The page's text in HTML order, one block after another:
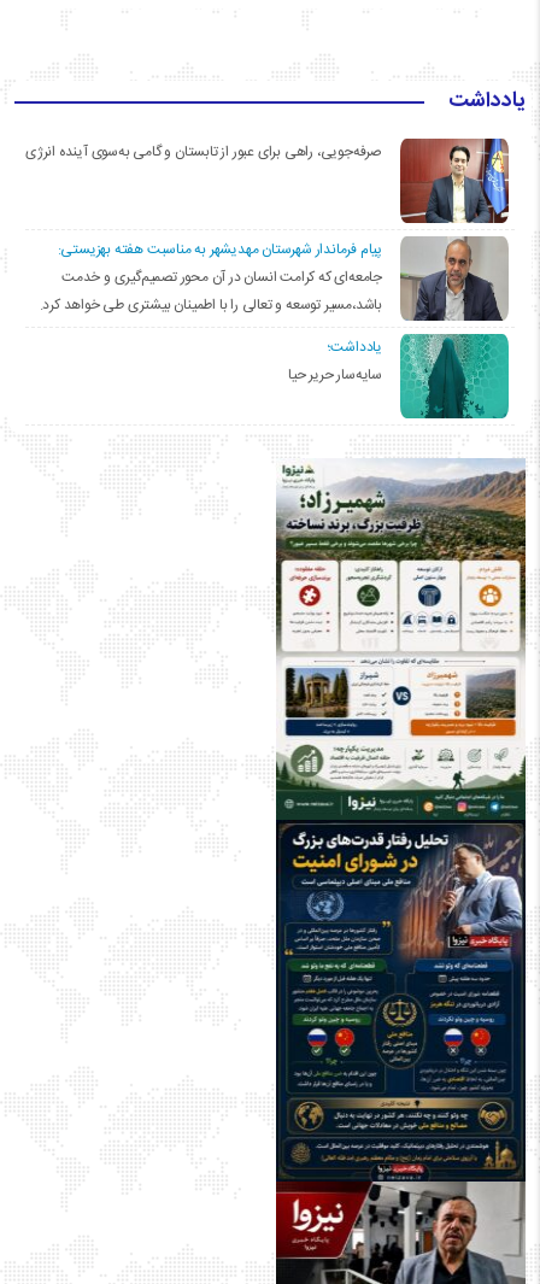
یادداشت
صرفه‌جویی، راهی برای عبور از تابستان و گامی به‌سوی آینده انرژی
پیام فرماندار شهرستان مهدیشهر به مناسبت هفته بهزیستی:
جامعه‌ای که کرامت انسان در آن محور تصمیم‌گیری و خدمت
باشد،مسیر توسعه و تعالی را با اطمینان بیشتری طی خواهد کرد.
یادداشت؛
سایه‌سار حریر حیا